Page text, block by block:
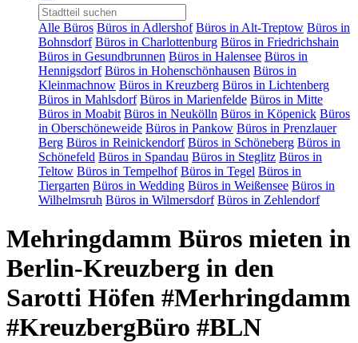
Alle Büros Büros in Adlershof Büros in Alt-Treptow Büros in
Bohnsdorf Büros in Charlottenburg Büros in Friedrichshain
Büros in Gesundbrunnen Büros in Halensee Büros in
Hennigsdorf Büros in Hohenschönhausen Büros in
Kleinmachnow Büros in Kreuzberg Büros in Lichtenberg
Büros in Mahlsdorf Büros in Marienfelde Büros in Mitte
Büros in Moabit Büros in Neukölln Büros in Köpenick Büros
in Oberschöneweide Büros in Pankow Büros in Prenzlauer
Berg Büros in Reinickendorf Büros in Schöneberg Büros in
Schönefeld Büros in Spandau Büros in Steglitz Büros in
Teltow Büros in Tempelhof Büros in Tegel Büros in
Tiergarten Büros in Wedding Büros in Weißensee Büros in
Wilhelmsruh Büros in Wilmersdorf Büros in Zehlendorf
Mehringdamm Büros mieten in
Berlin-Kreuzberg in den
Sarotti Höfen #Merhringdamm
#KreuzbergBüro #BLN